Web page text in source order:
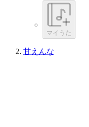
マイうた
甘えんな